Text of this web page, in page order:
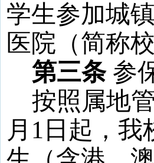
学生参加城
医院（简称
第三条参
按照属地
月 1 日起 ，